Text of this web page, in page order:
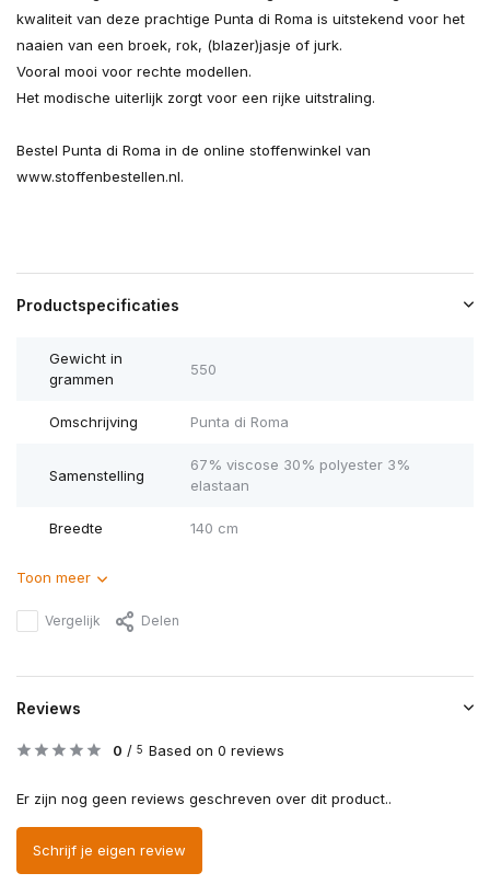
kwaliteit van deze prachtige Punta di Roma is uitstekend voor het
naaien van een broek, rok, (blazer)jasje of jurk.
Vooral mooi voor rechte modellen.
Het modische uiterlijk zorgt voor een rijke uitstraling.
Bestel Punta di Roma in de online stoffenwinkel van
www.stoffenbestellen.nl.
Productspecificaties
Gewicht in
grammen
550
Omschrijving Punta di Roma
Samenstelling
67% viscose 30% polyester 3%
elastaan
Breedte 140 cm
Toon meer
Vergelijk Delen
Reviews
0 / 5 Based on 0 reviews
Er zijn nog geen reviews geschreven over dit product..
Schrijf je eigen review